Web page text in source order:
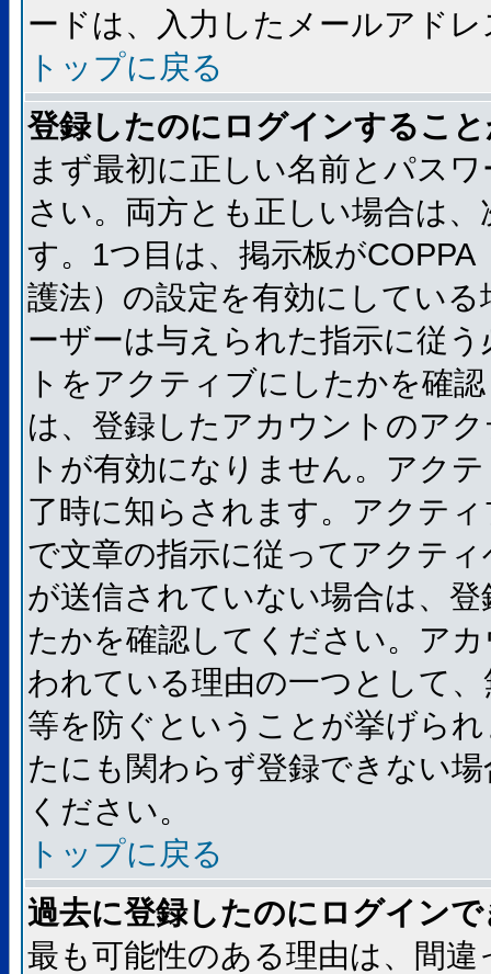
ードは、入力したメールアド
トップに戻る
登録したのにログインするこ
まず最初に正しい名前とパス
さい。両方とも正しい場合は
す。1つ目は、掲示板が
護法）の設定を有効にしてい
ーザーは与えられた指示に従
トをアクティブにしたかを確
は、登録したアカウントのア
トが有効になりません。アク
了時に知らされます。アクテ
で文章の指示に従ってアクテ
が送信されていない場合は、
たかを確認してください。ア
われている理由の一つとして
等を防ぐということが挙げら
たにも関わらず登録できない
ください。
トップに戻る
過去に登録したのにログイン
最も可能性のある理由は、間